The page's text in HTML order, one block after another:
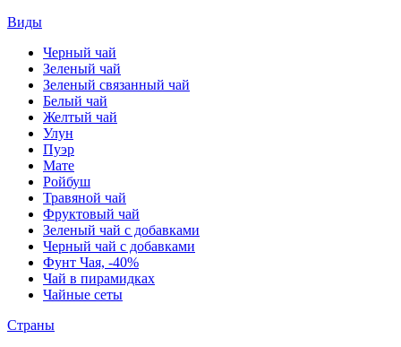
Виды
Черный чай
Зеленый чай
Зеленый связанный чай
Белый чай
Желтый чай
Улун
Пуэр
Мате
Ройбуш
Травяной чай
Фруктовый чай
Зеленый чай с добавками
Черный чай с добавками
Фунт Чая, -40%
Чай в пирамидках
Чайные сеты
Страны